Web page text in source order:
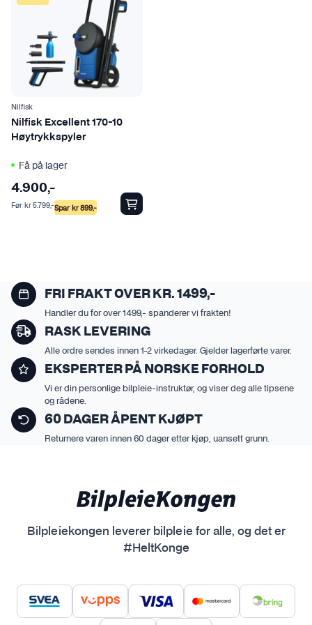
e
v
a
i
a
n
A
l
t
e
n
i
Nilfisk
Nilfisk Excellent 170-10
Høytrykkspyler
Få på lager
4.900,-
Spar kr899,-
Før kr5.799,-
FRI FRAKT OVER KR. 1499,-
Handler du for over 1499,- spanderer vi frakten!
RASK LEVERING
Alle ordre sendes innen 1-2 virkedager. Gjelder lagerførte varer.
EKSPERTER PÅ NORSKE FORHOLD
Vi er din personlige bilpleie-instruktør, og viser deg alle tipsene
og rådene.
60 DAGER ÅPENT KJØPT
Returnere varen innen 60 dager etter kjøp, uansett grunn.
Bilpleiekongen leverer bilpleie for alle, og det er
#HeltKonge